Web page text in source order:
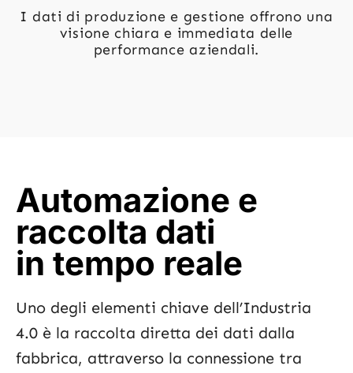
I dati di produzione e gestione offrono una
visione chiara e immediata delle
performance aziendali.
Automazione e
raccolta dati
in tempo reale
Uno degli elementi chiave dell’Industria
4.0 è la raccolta diretta dei dati dalla
fabbrica, attraverso la connessione tra